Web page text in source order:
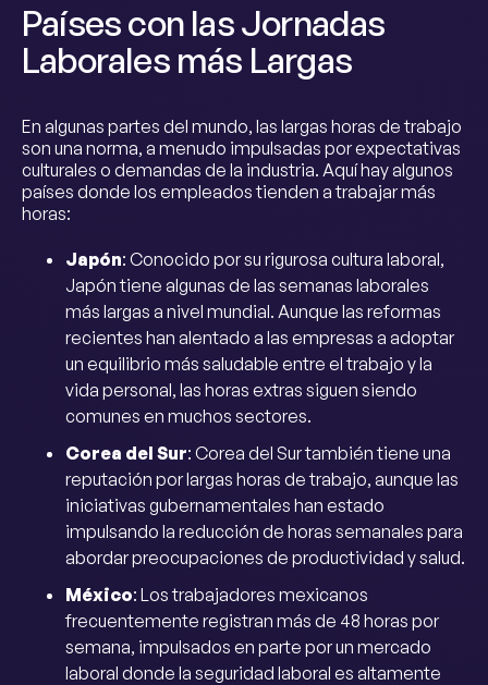
Países con las Jornadas
Laborales más Largas
En algunas partes del mundo, las largas horas de trabajo
son una norma, a menudo impulsadas por expectativas
culturales o demandas de la industria. Aquí hay algunos
países donde los empleados tienden a trabajar más
horas:
Japón: Conocido por su rigurosa cultura laboral,
Japón tiene algunas de las semanas laborales
más largas a nivel mundial. Aunque las reformas
recientes han alentado a las empresas a adoptar
un equilibrio más saludable entre el trabajo y la
vida personal, las horas extras siguen siendo
comunes en muchos sectores.
Corea del Sur: Corea del Sur también tiene una
reputación por largas horas de trabajo, aunque las
iniciativas gubernamentales han estado
impulsando la reducción de horas semanales para
abordar preocupaciones de productividad y salud.
México: Los trabajadores mexicanos
frecuentemente registran más de 48 horas por
semana, impulsados en parte por un mercado
laboral donde la seguridad laboral es altamente